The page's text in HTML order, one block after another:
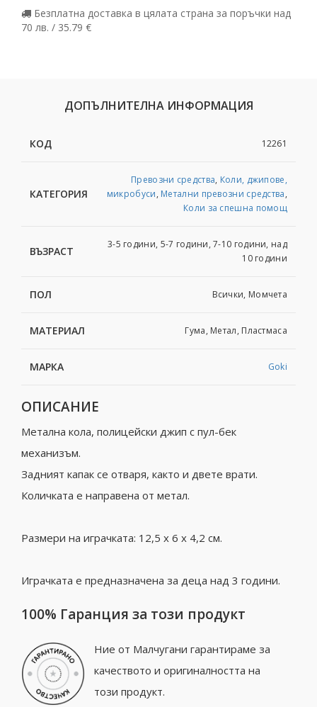
Безплатна доставка в цялата страна за поръчки над
70 лв. / 35.79 €
ДОПЪЛНИТЕЛНА ИНФОРМАЦИЯ
КОД 12261
КАТЕГОРИЯ
Превозни средства, Коли, джипове,
микробуси, Метални превозни средства,
Коли за спешна помощ
ВЪЗРАСТ
3-5 години, 5-7 години, 7-10 години, над
10 години
ПОЛ Всички, Момчета
МАТЕРИАЛ Гума, Метал, Пластмаса
МАРКА Goki
ОПИСАНИЕ
Метална кола, полицейски джип с пул-бек
механизъм.
Задният капак се отваря, както и двете врати.
Количката е направена от метал.
Размери на играчката: 12,5 x 6 x 4,2 см.
Играчката е предназначена за деца над 3 години.
100% Гаранция за този продукт
Ние от Малчугани гарантираме за
качеството и оригиналността на
този продукт.